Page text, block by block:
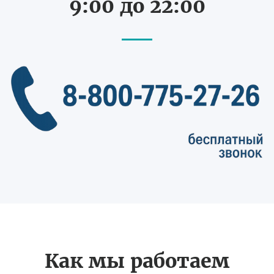
9:00 до 22:00
Как мы работаем